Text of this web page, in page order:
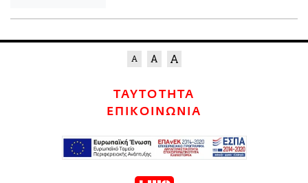
ΤΑΥΤΟΤΗΤΑ
ΕΠΙΚΟΙΝΩΝΙΑ